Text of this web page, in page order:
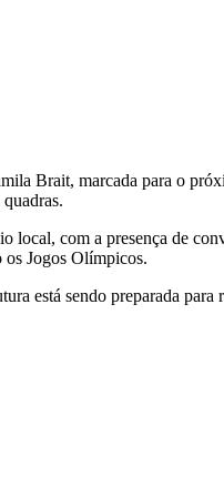
Brait, marcada para o
local, com a presença de
os Jogos Olímpicos.
está sendo preparada para